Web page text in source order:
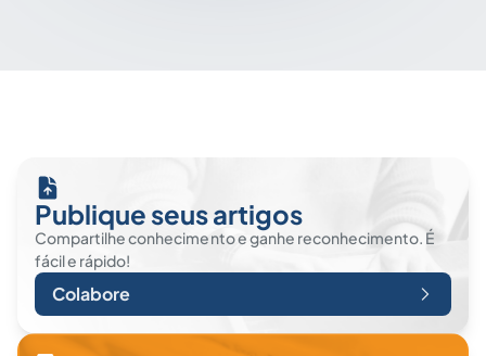
Publique seus artigos
Compartilhe conhecimento e ganhe reconhecimento. É
fácil e rápido!
Colabore